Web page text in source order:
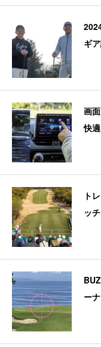
ギ
画
快
ト
ッ
ー